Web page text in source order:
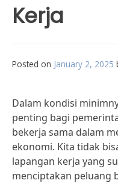
Kerja
Posted on January 2, 2025
Dalam kondisi
penting bagi
bekerja sama dalam
ekonomi. Kita tidak
lapangan kerja yang
menciptakan peluang